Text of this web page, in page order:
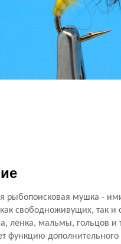
мушка -
свободноживущих, так
ленка, мальмы, гольцов и
функцию дополнительного